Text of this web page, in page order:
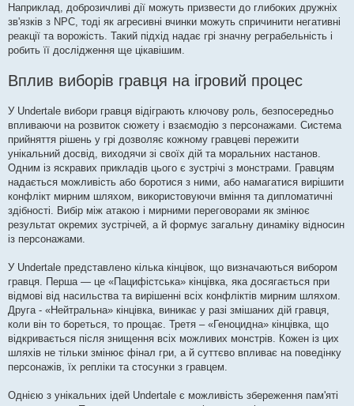
Наприклад, доброзичливі дії можуть призвести до глибоких дружніх
зв'язків з NPC, тоді як агресивні вчинки можуть спричинити негативні
реакції та ворожість. Такий підхід надає грі значну реграбельність і
робить її дослідження ще цікавішим.
Вплив виборів гравця на ігровий процес
У Undertale вибори гравця відіграють ключову роль, безпосередньо
впливаючи на розвиток сюжету і взаємодію з персонажами. Система
прийняття рішень у грі дозволяє кожному гравцеві пережити
унікальний досвід, виходячи зі своїх дій та моральних настанов.
Одним із яскравих прикладів цього є зустрічі з монстрами. Гравцям
надається можливість або боротися з ними, або намагатися вирішити
конфлікт мирним шляхом, використовуючи вміння та дипломатичні
здібності. Вибір між атакою і мирними переговорами як змінює
результат окремих зустрічей, а й формує загальну динаміку відносин
із персонажами.
У Undertale представлено кілька кінцівок, що визначаються вибором
гравця. Перша — це «Пацифістська» кінцівка, яка досягається при
відмові від насильства та вирішенні всіх конфліктів мирним шляхом.
Друга - «Нейтральна» кінцівка, виникає у разі змішаних дій гравця,
коли він то бореться, то прощає. Третя – «Геноцидна» кінцівка, що
відкривається після знищення всіх можливих монстрів. Кожен із цих
шляхів не тільки змінює фінал гри, а й суттєво впливає на поведінку
персонажів, їх репліки та стосунки з гравцем.
Однією з унікальних ідей Undertale є можливість збереження пам'яті